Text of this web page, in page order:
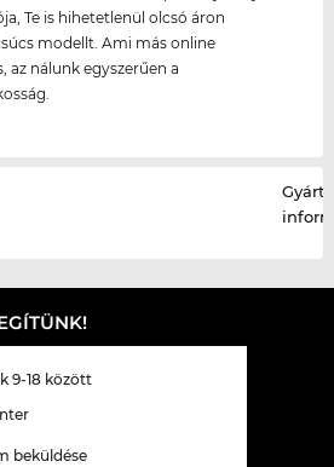
Te is hihetetlenül olcsó áron
modellt. Ami más online
az nálunk egyszerűen a
9-18 között
beküldése